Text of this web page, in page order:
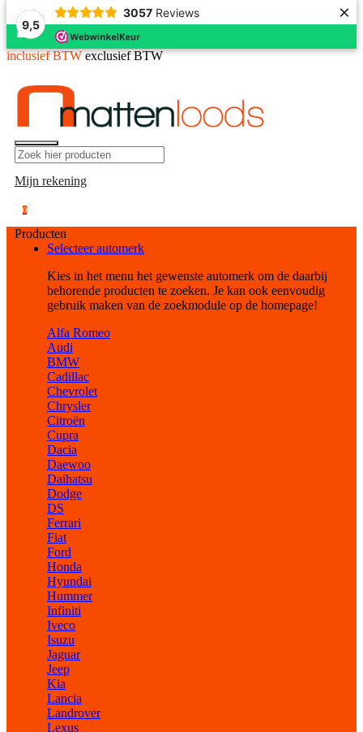
9,5
3057 Reviews ×
inclusief BTW exclusief BTW
Mijn rekening
0
Producten
Selecteer automerk
Kies in het menu het gewenste automerk om de daarbij
behorende producten te zoeken. Je kan ook eenvoudig
gebruik maken van de zoekmodule op de homepage!
Alfa Romeo
Audi
BMW
Cadillac
Chevrolet
Chrysler
Citroën
Cupra
Dacia
Daewoo
Daihatsu
Dodge
DS
Ferrari
Fiat
Ford
Honda
Hyundai
Hummer
Infiniti
Iveco
Isuzu
Jaguar
Jeep
Kia
Lancia
Landrover
Lexus